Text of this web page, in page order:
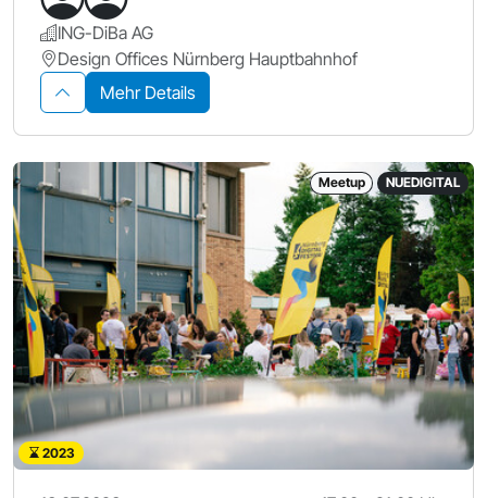
ING-DiBa AG
Design Offices Nürnberg Hauptbahnhof
Mehr Details
Meetup NUEDIGITAL
2023